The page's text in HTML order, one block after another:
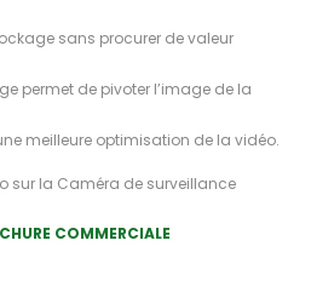
sans procurer de valeur
permet de pivoter l’image de la
meilleure optimisation de la vidéo.
sur la Caméra de surveillance
COMMERCIALE